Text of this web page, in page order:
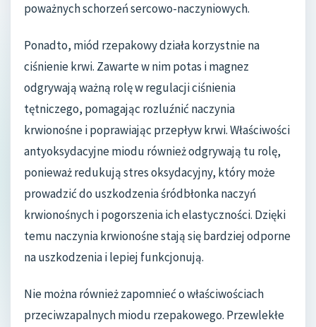
poważnych schorzeń sercowo-naczyniowych.
Ponadto, miód rzepakowy działa korzystnie na
ciśnienie krwi. Zawarte w nim potas i magnez
odgrywają ważną rolę w regulacji ciśnienia
tętniczego, pomagając rozluźnić naczynia
krwionośne i poprawiając przepływ krwi. Właściwości
antyoksydacyjne miodu również odgrywają tu rolę,
ponieważ redukują stres oksydacyjny, który może
prowadzić do uszkodzenia śródbłonka naczyń
krwionośnych i pogorszenia ich elastyczności. Dzięki
temu naczynia krwionośne stają się bardziej odporne
na uszkodzenia i lepiej funkcjonują.
Nie można również zapomnieć o właściwościach
przeciwzapalnych miodu rzepakowego. Przewlekłe